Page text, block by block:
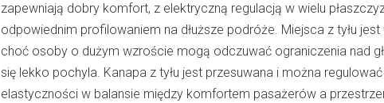
zapewniają dobry komfort, z elektryczną regulacją w wielu
odpowiednim profilowaniem na dłuższe podróże. Miejsca z tyłu
choć osoby o dużym wzroście mogą odczuwać ograniczenia nad
się lekko pochyla. Kanapa z tyłu jest przesuwana i można
elastyczności w balansie między komfortem pasażerów a